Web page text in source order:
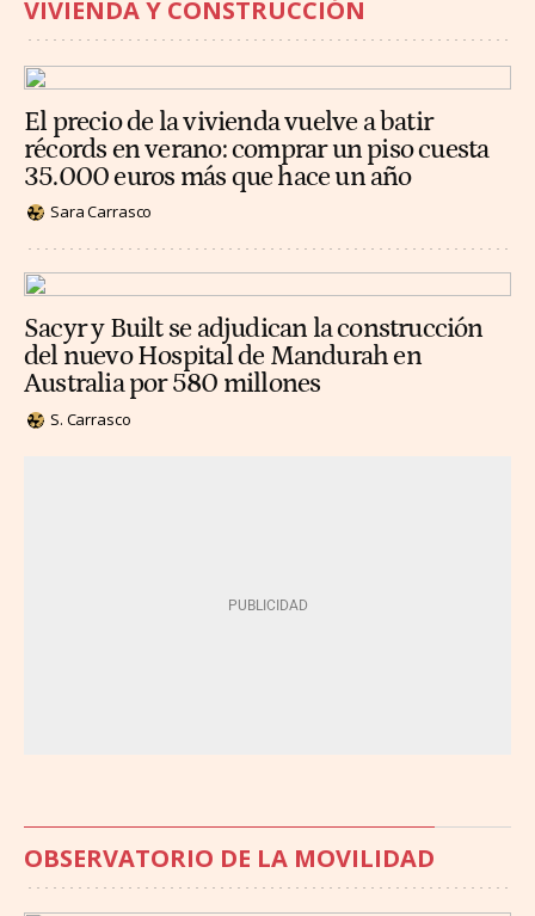
VIVIENDA Y CONSTRUCCIÓN
El precio de la vivienda vuelve a batir
récords en verano: comprar un piso cuesta
35.000 euros más que hace un año
Sara Carrasco
Sacyr y Built se adjudican la construcción
del nuevo Hospital de Mandurah en
Australia por 580 millones
S. Carrasco
OBSERVATORIO DE LA MOVILIDAD